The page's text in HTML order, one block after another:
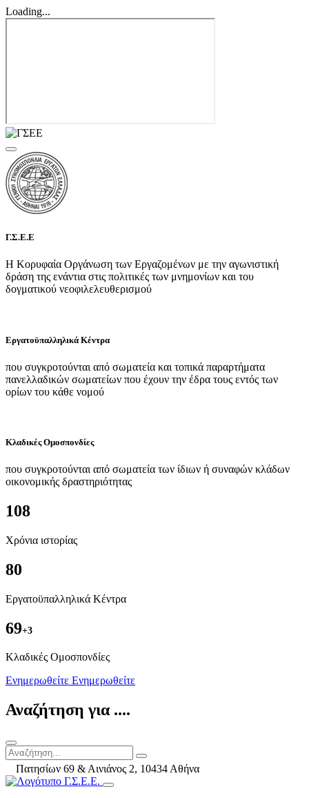
Loading...
Γ.Σ.Ε.Ε
Η Κορυφαία Οργάνωση των Εργαζομένων με την αγωνιστική
δράση της ενάντια στις πολιτικές των μνημονίων και του
δογματικού νεοφιλελευθερισμού
Εργατοϋπαλληλικά Κέντρα
που συγκροτούνται από σωματεία και τοπικά παραρτήματα
πανελλαδικών σωματείων που έχουν την έδρα τους εντός των
ορίων του κάθε νομού
Κλαδικές Ομοσπονδίες
που συγκροτούνται από σωματεία των ίδιων ή συναφών κλάδων
οικονομικής δραστηριότητας
108
Χρόνια ιστορίας
80
Εργατοϋπαλληλικά Κέντρα
69+3
Kλαδικές Ομοσπονδίες
Ενημερωθείτε Ενημερωθείτε
Αναζήτηση για ....
Πατησίων 69 & Αινιάνος 2, 10434 Αθήνα